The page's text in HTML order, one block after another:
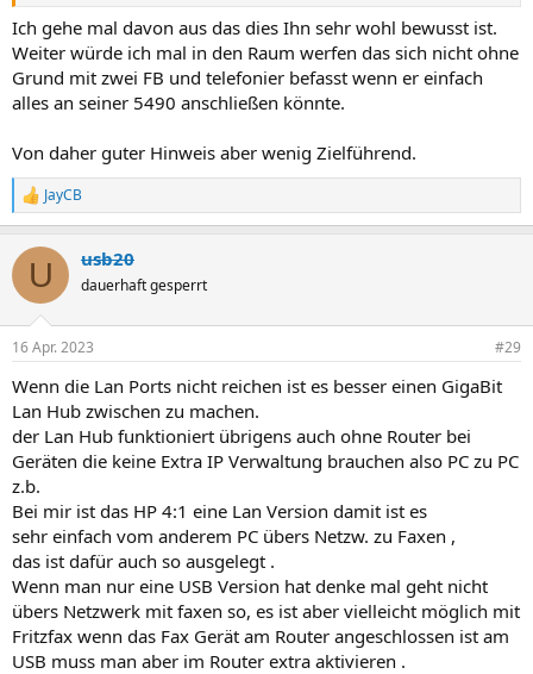
Ich gehe mal davon aus das dies Ihn sehr wohl bewusst ist.
Weiter würde ich mal in den Raum werfen das sich nicht ohne
Grund mit zwei FB und telefonier befasst wenn er einfach
alles an seiner 5490 anschließen könnte.
Von daher guter Hinweis aber wenig Zielführend.
R
e
k
i
e
:
JayCB
U usb20
dauerhaft gesperrt
16 Apr. 2023 #29
Wenn die Lan Ports nicht reichen ist es besser einen GigaBit
Lan Hub zwischen zu machen.
der Lan Hub funktioniert übrigens auch ohne Router bei
Geräten die keine Extra IP Verwaltung brauchen also PC zu PC
z.b.
Bei mir ist das HP 4:1 eine Lan Version damit ist es
sehr einfach vom anderem PC übers Netzw. zu Faxen ,
das ist dafür auch so ausgelegt .
Wenn man nur eine USB Version hat denke mal geht nicht
übers Netzwerk mit faxen so, es ist aber vielleicht möglich mit
Fritzfax wenn das Fax Gerät am Router angeschlossen ist am
USB muss man aber im Router extra aktivieren .